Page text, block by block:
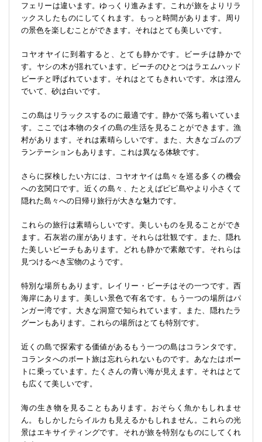
フェリーは違います。ゆっくり進みます。これが旅をよりリラ
ックスしたものにしてくれます。もっと時間があります。周り
の景色を楽しむことができます。それはとても美しいです。
コヤオヤイに到着すると、とても静かです。ビーチは静かで
す。ヤシの木が揺れています。ビーチのひとつはラエムハッド
ビーチと呼ばれています。それはとてもきれいです。水は澄ん
でいて、砂は白いです。
この島はリラックスするのに最適です。静かで落ち着いていま
す。ここでは本物のタイの島の生活を見ることができます。漁
村があります。それは素晴らしいです。また、大きなゴムのプ
ランテーションもあります。これは異なる体験です。
さらに探検したい方には、コヤオヤイは島々を巡る多くの機会
への玄関口です。近くの島々、たとえばピピ島やより小さくて
隠れた島々への日帰り旅行が大きな魅力です。
これらの旅行は素晴らしいです。美しいものを見ることができ
ます。石灰岩の崖があります。それらは壮観です。また、隠れ
た美しいビーチもあります。どれも静かで素敵です。それらは
見つけるべき宝物のようです。
特別な場所もあります。レイリー・ビーチはその一つです。西
海岸にあります。美しい景色で有名です。もう一つの場所はパ
ンガー湾です。大きな洞窟で知られています。また、隠れたラ
グーンもあります。これらの場所はとても特別です。
近くの島で探索する価値があるもう一つの島はコランタです。
コランタへのボート旅は忘れられないものです。あなたはボー
トに乗っています。たくさんの青い海が見えます。それはとて
も広くて美しいです。
海の生き物を見ることもあります。おそらく魚かもしれませ
ん。もしかしたらイルカも見えるかもしれません。これらの光
景はエキサイティングです。それが旅を特別なものにしてくれ